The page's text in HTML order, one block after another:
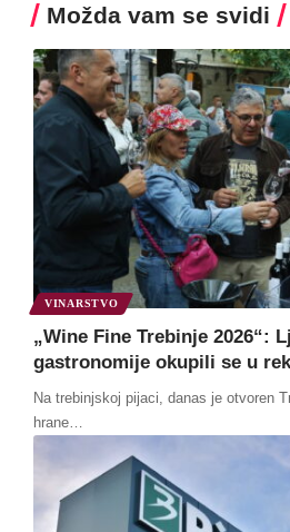
Možda vam se svidi
VINARSTVO
„Wine Fine Trebinje 2026“:
gastronomije okupili se u
Na trebinjskoj pijaci, danas je otvoren
hrane